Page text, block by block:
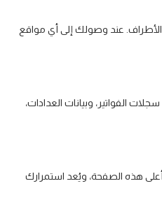
الأطراف. عند وصولك إلى أي مواقع
الفواتير، وبيانات العدادات،
أعلى هذه الصفحة، ويُعد استمرارك